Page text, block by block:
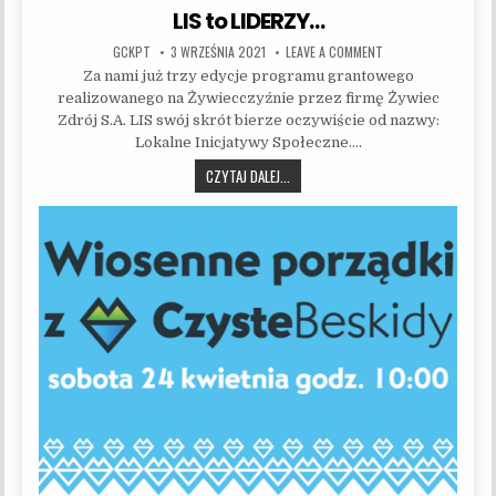
LIS to LIDERZY…
AUTHOR:
GCKPT PUBLISHED DATE:
3 WRZEŚNIA 2021 LEAVE A COMMENT
Za nami już trzy edycje programu grantowego
realizowanego na Żywiecczyźnie przez firmę Żywiec
Zdrój S.A. LIS swój skrót bierze oczywiście od nazwy:
Lokalne Inicjatywy Społeczne….
CZYTAJ DALEJ...